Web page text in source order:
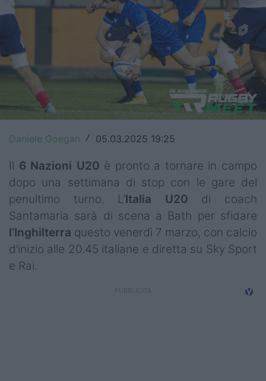
6 Nazioni
United Rugby Championship
Top14
Premiership
Champions Cup
Challenge Cup
World Rugby
Rugby World Cup
Super Rugby
Rugby in TV
Mercato
Daniele Goegan / 05.03.2025 19:25
Il 6 Nazioni U20 è pronto a tornare in campo
dopo una settimana di stop con le gare del
penultimo turno. L’Italia U20 di coach
Santamaria sarà di scena a Bath per sfidare
l’Inghilterra questo venerdì 7 marzo, con calcio
d’inizio alle 20.45 italiane e diretta su Sky Sport
e Rai.